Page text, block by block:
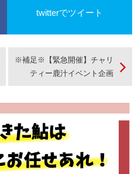
twitterでツイート
※補足※【緊急開催】チャリ
ティー鹿汁イベント企画